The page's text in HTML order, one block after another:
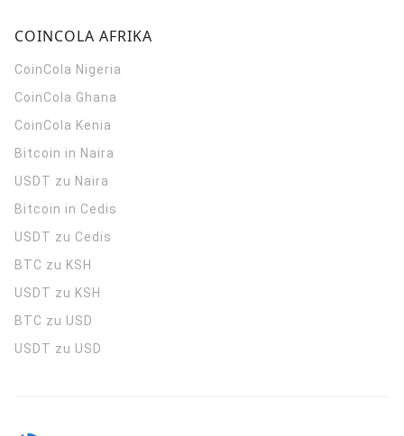
COINCOLA AFRIKA
CoinCola Nigeria
CoinCola Ghana
CoinCola Kenia
Bitcoin in Naira
USDT zu Naira
Bitcoin in Cedis
USDT zu Cedis
BTC zu KSH
USDT zu KSH
BTC zu USD
USDT zu USD